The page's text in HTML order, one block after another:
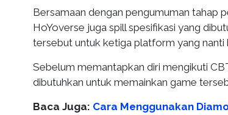
Bersamaan dengan pengumuman tahap
HoYoverse juga spill spesifikasi yang
tersebut untuk ketiga platform yang nanti
Sebelum memantapkan diri mengikuti
dibutuhkan untuk memainkan game
Baca Juga: Cara Menggunakan